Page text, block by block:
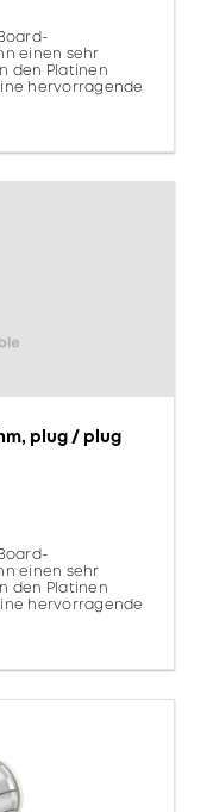
einen sehr
den Platinen
hervorragende
plug / plug
einen sehr
den Platinen
hervorragende